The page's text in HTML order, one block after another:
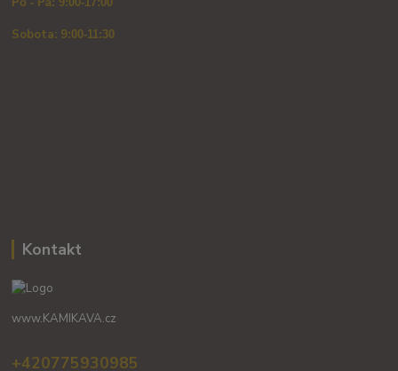
Sobota: 9:00-11:30
Kontakt
www.KAMIKAVA.cz
+420775930985